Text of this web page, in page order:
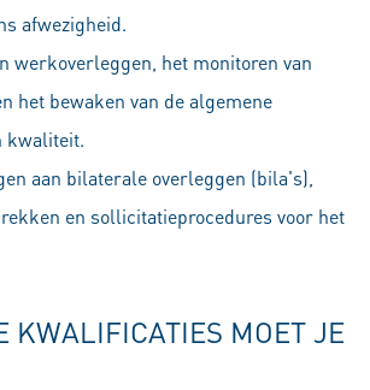
afwezigheid.
werkoverleggen, het monitoren van
het bewaken van de algemene
kwaliteit.
aan bilaterale overleggen (bila's),
en sollicitatieprocedures voor het
KWALIFICATIES MOET JE